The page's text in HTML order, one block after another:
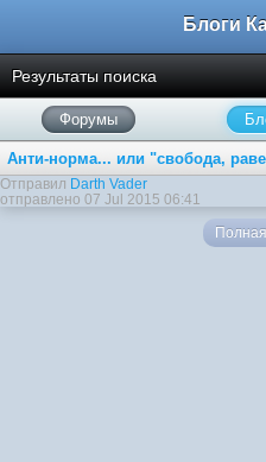
Результаты поиска
Форумы
Анти-норма... или "свобода,
Отправил Darth Vader
отправлено 07 Jul 2015 06:41